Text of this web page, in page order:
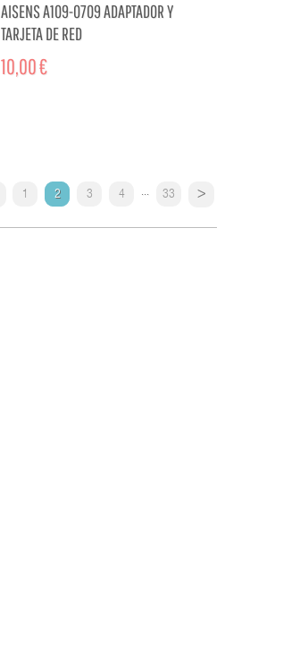
AISENS A109-0709 ADAPTADOR Y
TARJETA DE RED
10,00 €
1 2 3 4 ... 33